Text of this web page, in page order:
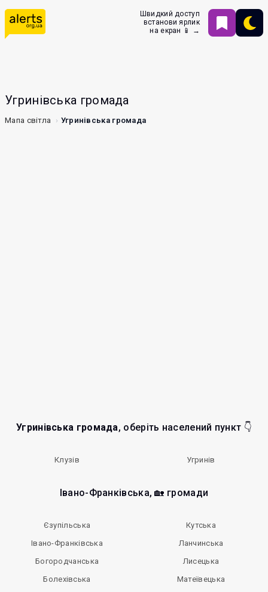
Швидкий доступ
встанови ярлик
на екран 📱 →
Угринівська громада
Мапа світла Угринівська громада
Угринівська громада, оберіть населений пункт 👇
Клузів Угринів
Івано-Франківська, 🏡 громади
Єзупільська
Івано-Франківська
Богородчанська
Болехівська
Кутська
Ланчинська
Лисецька
Матеївецька